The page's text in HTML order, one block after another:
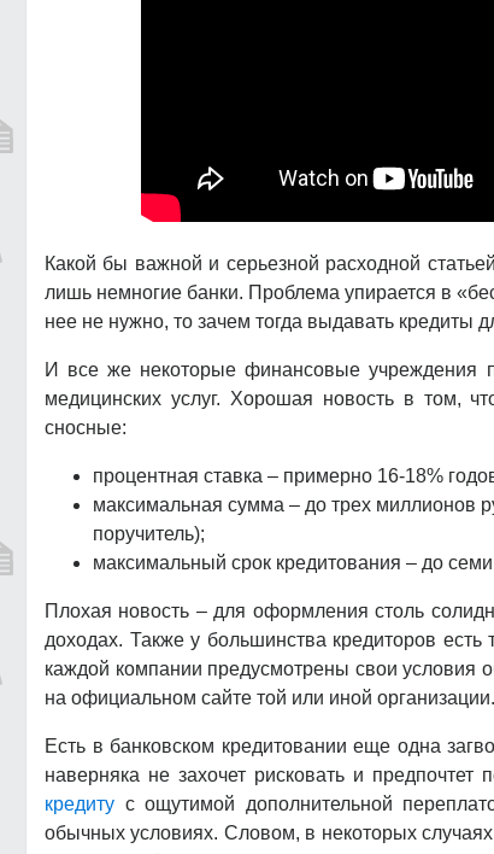
Какой бы важной и серьезной расходной
лишь немногие банки. Проблема упирается в
нее не нужно, то зачем тогда выдавать кредиты
И все же некоторые финансовые учреждения
медицинских услуг. Хорошая новость в том,
сносные:
процентная ставка – примерно 16-18%
максимальная сумма – до трех миллионов
поручитель);
максимальный срок кредитования – до семи
Плохая новость – для оформления столь
доходах. Также у большинства кредиторов
каждой компании предусмотрены свои условия
на официальном сайте той или иной организации.
Есть в банковском кредитовании еще одна
наверняка не захочет рисковать и предпочтет
кредиту с ощутимой дополнительной
обычных условиях. Словом, в некоторых